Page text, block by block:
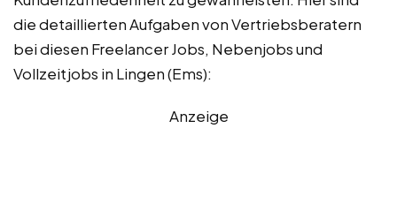
die detaillierten Aufgaben von Vertriebsberatern
bei diesen Freelancer Jobs, Nebenjobs und
Vollzeitjobs in Lingen (Ems):
Anzeige